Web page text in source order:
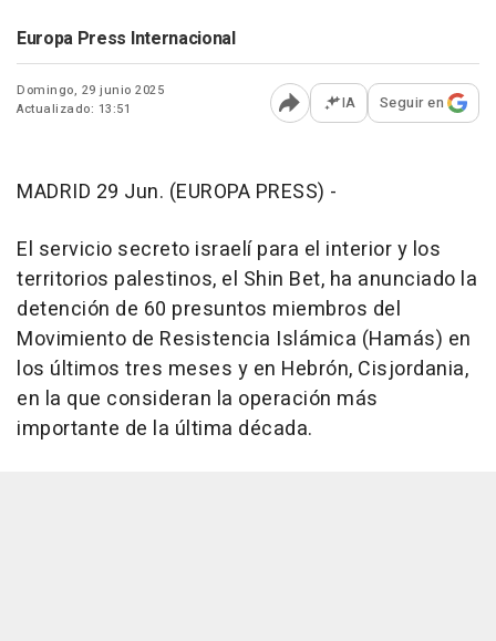
Europa Press Internacional
Domingo, 29 junio 2025
Actualizado: 13:51
Abrir opciones para
IA Seguir en
MADRID 29 Jun. (EUROPA PRESS) -
El servicio secreto israelí para el interior y los
territorios palestinos, el Shin Bet, ha anunciado la
detención de 60 presuntos miembros del
Movimiento de Resistencia Islámica (Hamás) en
los últimos tres meses y en Hebrón, Cisjordania,
en la que consideran la operación más
importante de la última década.